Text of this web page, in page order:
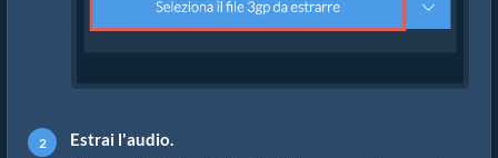
Estrai l'audio.